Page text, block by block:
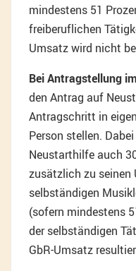
mindestens 51
freiberuflichen
Umsatz wird nicht
Bei Antragstellung
den Antrag auf
Antragschritt in
Person stellen.
Neustarthilfe auch
zusätzlich zu seinen
selbständigen
(sofern mindestens
der selbständigen
GbR-Umsatz